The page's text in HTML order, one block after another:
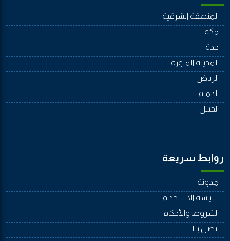
المنطقة الشرقية
مكة
جدة
المدينة المنورة
الرياض
الدمام
الجييل
روابط سريعة
مدونة
سياسة الاستخدام
الشروط والأحكام
اتصل بنا